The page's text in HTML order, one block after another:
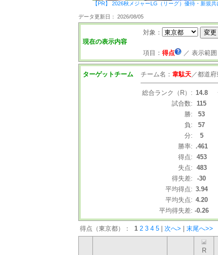
【PR】 2026秋メジャーLG（リーグ）優待・新規
データ更新日： 2026/08/05
現在の表示内容
対象：
項目： 得点 ／ 表示範囲
ターゲットチーム チーム名： 韋駄天／都道府
総合ランク（R）: 14.8
試合数: 115
勝:
53
負:
57
分:
5
勝率: .461
得点: 453
失点: 483
得失差:
-30
平均得点: 3.94
平均失点: 4.20
平均得失差: -0.26
得点（東京都）： 1 2 3 4 5 次へ> 末尾へ>>
R